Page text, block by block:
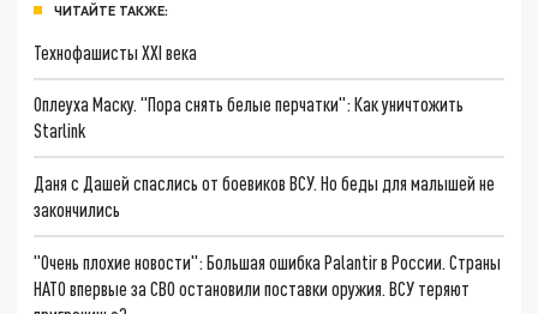
ЧИТАЙТЕ ТАКЖЕ:
Технофашисты XXI века
Оплеуха Маску. "Пора снять белые перчатки": Как уничтожить
Starlink
Даня с Дашей спаслись от боевиков ВСУ. Но беды для малышей не
закончились
"Очень плохие новости": Большая ошибка Palantir в России. Страны
НАТО впервые за СВО остановили поставки оружия. ВСУ теряют